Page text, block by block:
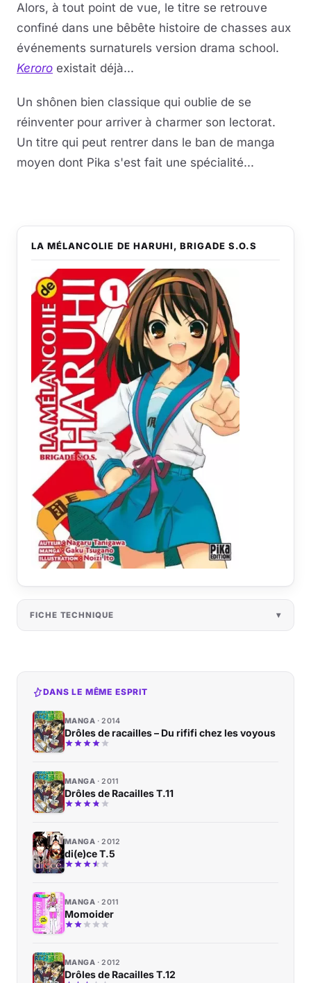
Alors, à tout point de vue, le titre se retrouve
confiné dans une bêbête histoire de chasses aux
événements surnaturels version drama school.
Keroro existait déjà...
Un shônen bien classique qui oublie de se
réinventer pour arriver à charmer son lectorat.
Un titre qui peut rentrer dans le ban de manga
moyen dont Pika s'est fait une spécialité...
LA MÉLANCOLIE DE HARUHI, BRIGADE S.O.S
FICHE TECHNIQUE
DANS LE MÊME ESPRIT
MANGA 2014
Drôles de racailles – Du rififi chez les voyous
MANGA 2011
Drôles de Racailles T.11
MANGA 2012
di(e)ce T.5
MANGA 2011
Momoider
MANGA 2012
Drôles de Racailles T.12